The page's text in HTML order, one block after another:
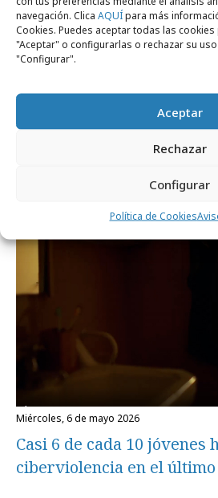
navegación. Clica AQUÍpara más
Cookies. Puedes aceptar todas las
"Aceptar" o configurarlas o rechazar su
"Configurar".
Aceptar
Rechazar
Configurar
Política de Cookies
miércoles, 6 de mayo 2026
La Casera lleva su icónico
corazón del fútbol español
miércoles, 6 de mayo 2026
Casi 6 de cada 10 jóvenes
ciberviolencia en el último